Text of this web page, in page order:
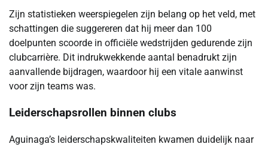
Zijn statistieken weerspiegelen zijn belang op het veld, met
schattingen die suggereren dat hij meer dan 100
doelpunten scoorde in officiële wedstrijden gedurende zijn
clubcarrière. Dit indrukwekkende aantal benadrukt zijn
aanvallende bijdragen, waardoor hij een vitale aanwinst
voor zijn teams was.
Leiderschapsrollen binnen clubs
Aguinaga’s leiderschapskwaliteiten kwamen duidelijk naar